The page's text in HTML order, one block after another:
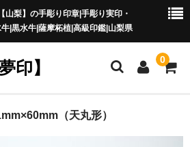
山梨】の手彫り印章|手彫り実印・
|黒水牛|薩摩柘植|高級印鑑|山梨県
印】 0
（天丸形）